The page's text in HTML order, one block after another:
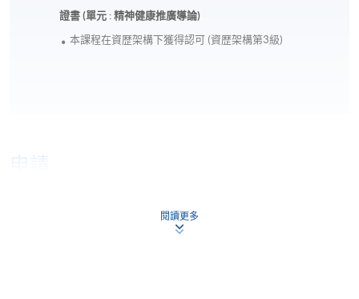
證書 (單元 : 精神健康推廣導論)
本課程在資歴架構下獲得認可 (資歴架構第3級)
閱讀更多